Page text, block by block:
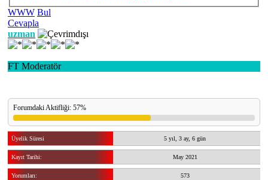
WWW Bul
Cevapla
uzman
FT Moderatör
Forumdaki Aktifliği: 57%
Üyelik Süresi 5 yıl, 3 ay, 6 gün
Kayıt Tarihi: May 2021
Yorumları: 573